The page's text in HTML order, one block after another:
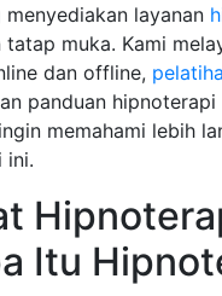
menyediakan layanan
tatap muka. Kami
dan offline,
panduan hipnoterapi
memahami lebih
ini.
Itu